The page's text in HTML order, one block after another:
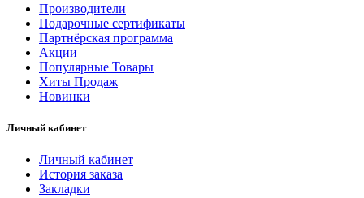
Производители
Подарочные сертификаты
Партнёрская программа
Акции
Популярные Товары
Хиты Продаж
Новинки
Личный кабинет
Личный кабинет
История заказа
Закладки